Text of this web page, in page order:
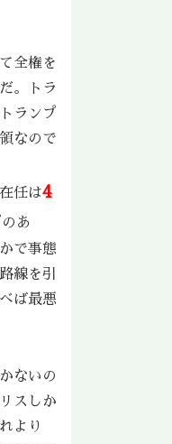
全権を
。トラ
ランプ
なので
任は4
あ
で事態
線を引
ば最悪
ないの
スしか
より